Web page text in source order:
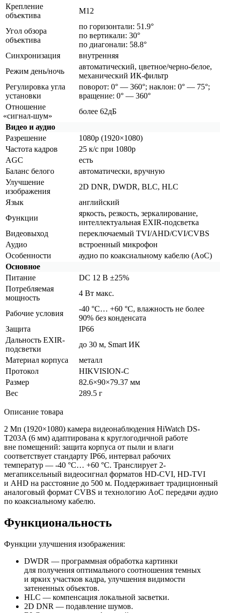
Крепление
объектива
М12
Угол обзора
объектива
по горизонтали: 51.9°
по вертикали: 30°
по диагонали: 58.8°
Синхронизация
внутренняя
Режим день/ночь
автоматический, цветное/черно-белое,
механический ИК-фильтр
Регулировка угла
установки
поворот: 0° — 360°; наклон: 0° — 75°;
вращение: 0° — 360°
Отношение
«сигнал-шум»
более 62дБ
Видео и аудио
Разрешение
1080p (1920×1080)
Частота кадров
25 к/с при 1080p
AGC
есть
Баланс белого
автоматически, вручную
Улучшение
изображения
2D DNR, DWDR, BLC, HLC
Язык
английский
Функции
яркость, резкость, зеркалирование,
интеллектуальная EXIR-подсветка
Видеовыход
переключаемый TVI/AHD/CVI/CVBS
Аудио
встроенный микрофон
Особенности
аудио по коаксиальному кабелю (AoC)
Основное
Питание
DC 12 В ±25%
Потребляемая
мощность
4 Вт макс.
Рабочие условия
-40 °С… +60 °С, влажность не более
90% без конденсата
Защита
IP66
Дальность EXIR-
подсветки
до 30 м, Smart ИК
Материал корпуса
металл
Протокол
HIKVISION-C
Размер
82.6×90×79.37 мм
Вес
289.5 г
Описание товара
2 Мп (1920×1080) камера видеонаблюдения HiWatch DS-
T203A (6 мм) адаптирована к круглогодичной работе
вне помещений: защита корпуса от пыли и влаги
соответствует стандарту IP66, интервал рабочих
температур — -40 °C… +60 °C. Транслирует 2-
мегапиксельный видеосигнал форматов HD-CVI, HD-TVI
и AHD на расстояние до 500 м. Поддерживает традиционный
аналоговый формат CVBS и технологию AoC передачи аудио
по коаксиальному кабелю.
Функциональность
Функции улучшения изображения:
DWDR — программная обработка картинки
для получения оптимального соотношения темных
и ярких участков кадра, улучшения видимости
затененных объектов.
HLC — компенсация локальной засветки.
2D DNR — подавление шумов.